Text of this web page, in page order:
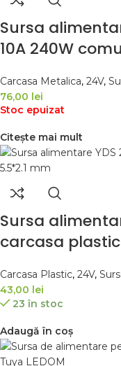
Sursa
10A 240W
Carcasa Metalica, 24V,
76,00 lei
Stoc epuizat
Citește mai mult
Sursa
carcasa
Carcasa Plastic, 24V,
43,00 lei
23 în stoc
Adaugă în coș